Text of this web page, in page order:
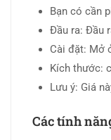
Bạn có cần
Đầu ra: Đầu
Cài đặt: Mở
Kích thước:
Lưu ý: Giá
Các tính